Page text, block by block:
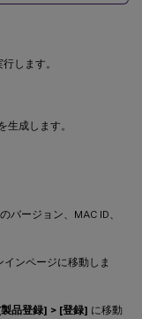
します。
成します。
バージョン、MAC ID、
インページに移動しま
品登録] > [登録] に移動